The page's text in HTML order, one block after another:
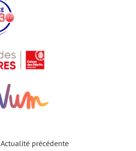
Actualité précédente